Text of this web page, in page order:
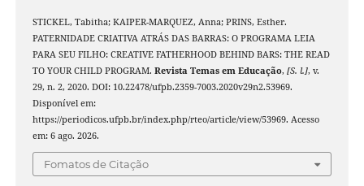
STICKEL, Tabitha; KAIPER-MARQUEZ, Anna; PRINS, Esther.
PATERNIDADE CRIATIVA ATRÁS DAS BARRAS: O PROGRAMA LEIA
PARA SEU FILHO: CREATIVE FATHERHOOD BEHIND BARS: THE READ
TO YOUR CHILD PROGRAM. Revista Temas em Educação, [S. l.], v.
29, n. 2, 2020. DOI: 10.22478/ufpb.2359-7003.2020v29n2.53969.
Disponível em:
https://periodicos.ufpb.br/index.php/rteo/article/view/53969. Acesso
em: 6 ago. 2026.
Fomatos de Citação